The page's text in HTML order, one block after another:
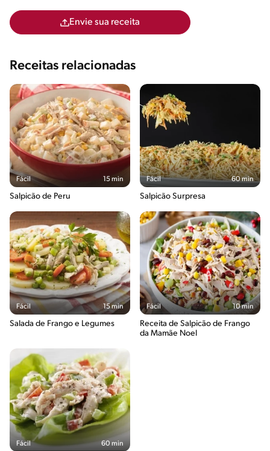
Envie sua receita
Receitas relacionadas
Fácil 15 min
Salpicão de Peru
Fácil 60 min
Salpicão Surpresa
Fácil 15 min
Salada de Frango e Legumes
Fácil 10 min
Receita de Salpicão de Frango
da Mamãe Noel
Fácil 60 min